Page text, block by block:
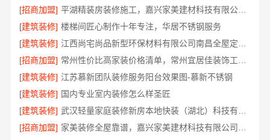
[招商加盟]
平湖精装房装修施工，嘉兴家美建材科技有限公司专业可靠
[建筑装修] 楼梯间匠心制作十年专注，华居不锈钢服务
[建筑装修]
[招商加盟]
[建筑装修] 江苏慕新团队装修服务阳台效果图-慕新不锈钢
[建筑装修] 国内专业室内装修怎么样圣匠
[建筑装修]
[招商加盟]